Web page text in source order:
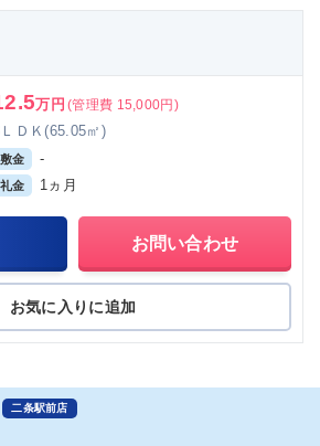
万円 (管理費 15,000円)
ＤＫ(65.05㎡)
敷金 -
礼金 1ヵ月
お問い合わせ
お気に入りに追加
二条駅前店